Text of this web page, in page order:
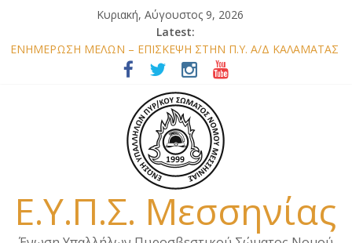
Κυριακή, Αύγουστος 9, 2026
Latest:
ΕΝΗΜΕΡΩΣΗ ΜΕΛΩΝ – ΕΠΙΣΚΕΨΗ ΣΤΗΝ Π.Υ. Α/Δ ΚΑΛΑΜΑΤΑΣ
ΕΠΙΣΤΟΛΗ ΓΙΑ ΣΧΕΔΙΟ ΔΑΣΩΝ 2026
ΕΝΗΜΕΡΩΣΗ Κ. ΑΡΧΗΓΟΥ Π.Σ. ΣΧΕΤΙΚΑ ΜΕ ΟΡΓΑΝΙΚΕΣ
ΘΕΣΕΙΣ ΝΟΜΟΥ ΜΕΣΣΗΝΙΑΣ 2026
ΕΝΗΜΕΡΩΣΗ ΜΕΛΩΝ – ΕΠΙΣΚΕΨΗ ΕΝΩΣΗΣ ΣΕ ΥΠΗΡΕΣΙΕΣ ΚΑΙ
ΚΛΙΜΑΚΙΑ ΤΟΥ ΝΟΜΟΥ ΜΑΣ
ΕΝΗΜΕΡΩΣΗ ΜΕΛΩΝ ΓΙΑ ΕΠΙΣΚΕΨΕΙΣ ΣΩΜΑΤΕΙΟΥ
Ε.Υ.Π.Σ. Μεσσηνίας